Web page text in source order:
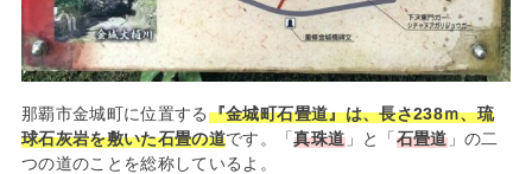
那覇市金城町に位置する『金城町石畳道』は、長さ238ｍ、琉
球石灰岩を敷いた石畳の道です。「真珠道」と「石畳道」の二
つの道のことを総称しているよ。